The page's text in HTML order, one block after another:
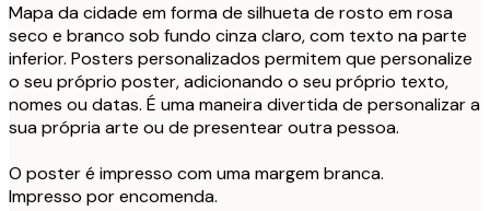
Mapa da cidade em forma de silhueta de rosto em rosa
seco e branco sob fundo cinza claro, com texto na parte
inferior. Posters personalizados permitem que personalize
o seu próprio poster, adicionando o seu próprio texto,
nomes ou datas. É uma maneira divertida de personalizar a
sua própria arte ou de presentear outra pessoa.
O poster é impresso com uma margem branca.
Impresso por encomenda.